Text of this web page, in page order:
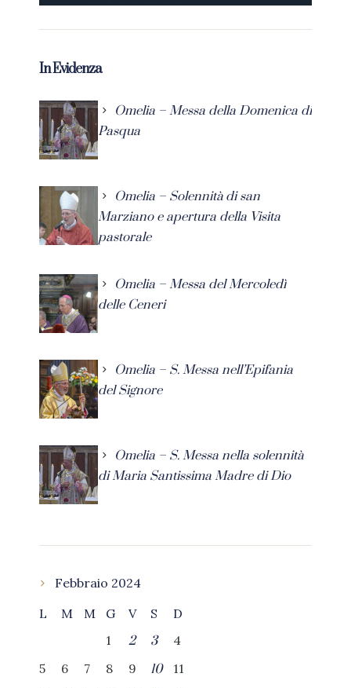
In Evidenza
Omelia – Messa della Domenica di
Pasqua
Omelia – Solennità di san
Marziano e apertura della Visita
pastorale
Omelia – Messa del Mercoledì
delle Ceneri
Omelia – S. Messa nell’Epifania
del Signore
Omelia – S. Messa nella solennità
di Maria Santissima Madre di Dio
Febbraio 2024
L
M M G V S
D
1
2 3
4
5
6 7 8 9 10
11